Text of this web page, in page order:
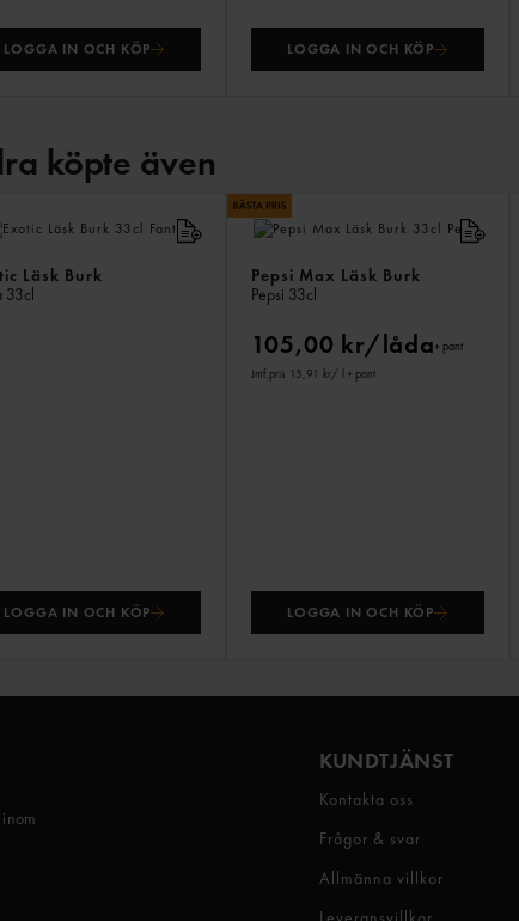
LOGGA IN OCH KÖP LOGGA IN OCH KÖP
köpte även
Läsk Burk
33cl
LOGGA IN OCH KÖP
Pepsi Max Läsk Burk
Pepsi 33cl
105,00 kr/låda+ pant
Jmf.pris 15,91 kr/ l + pant
LOGGA IN OCH KÖP
KUNDTJÄNST
Kontakta oss
Frågor & svar
Allmänna villkor